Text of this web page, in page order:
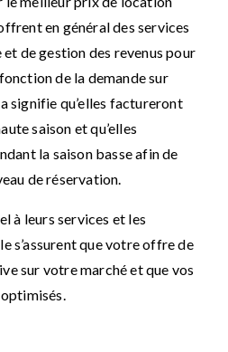
en général des services
de gestion des revenus pour
de la demande sur
signifie qu’elles factureront
saison et qu’elles
la saison basse afin de
de réservation.
à leurs services et les
s’assurent que votre offre de
sur votre marché et que vos